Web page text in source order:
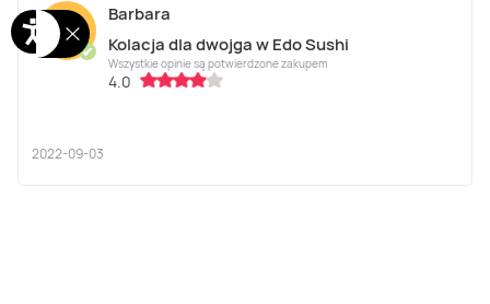
Ba
✔
Barbara
Kolacja dla dwojga w Edo Sushi
Wszystkie opinie są potwierdzone zakupem
4.0
2022-09-03